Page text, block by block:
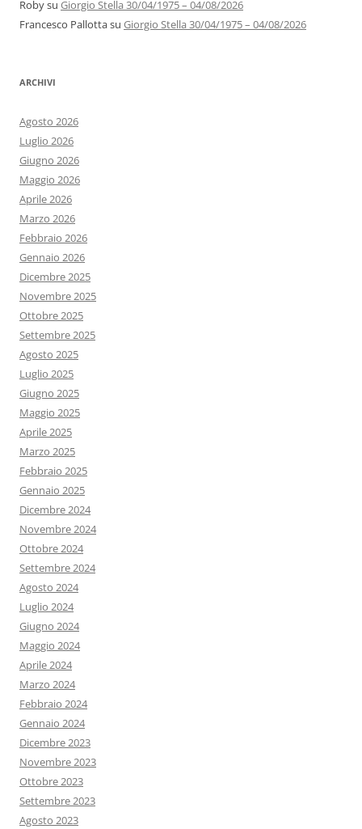
Robysu Giorgio Stella 30/04/1975 – 04/08/2026
Francesco Pallottasu Giorgio Stella 30/04/1975 – 04/08/2026
ARCHIVI
Agosto 2026
Luglio 2026
Giugno 2026
Maggio 2026
Aprile 2026
Marzo 2026
Febbraio 2026
Gennaio 2026
Dicembre 2025
Novembre 2025
Ottobre 2025
Settembre 2025
Agosto 2025
Luglio 2025
Giugno 2025
Maggio 2025
Aprile 2025
Marzo 2025
Febbraio 2025
Gennaio 2025
Dicembre 2024
Novembre 2024
Ottobre 2024
Settembre 2024
Agosto 2024
Luglio 2024
Giugno 2024
Maggio 2024
Aprile 2024
Marzo 2024
Febbraio 2024
Gennaio 2024
Dicembre 2023
Novembre 2023
Ottobre 2023
Settembre 2023
Agosto 2023